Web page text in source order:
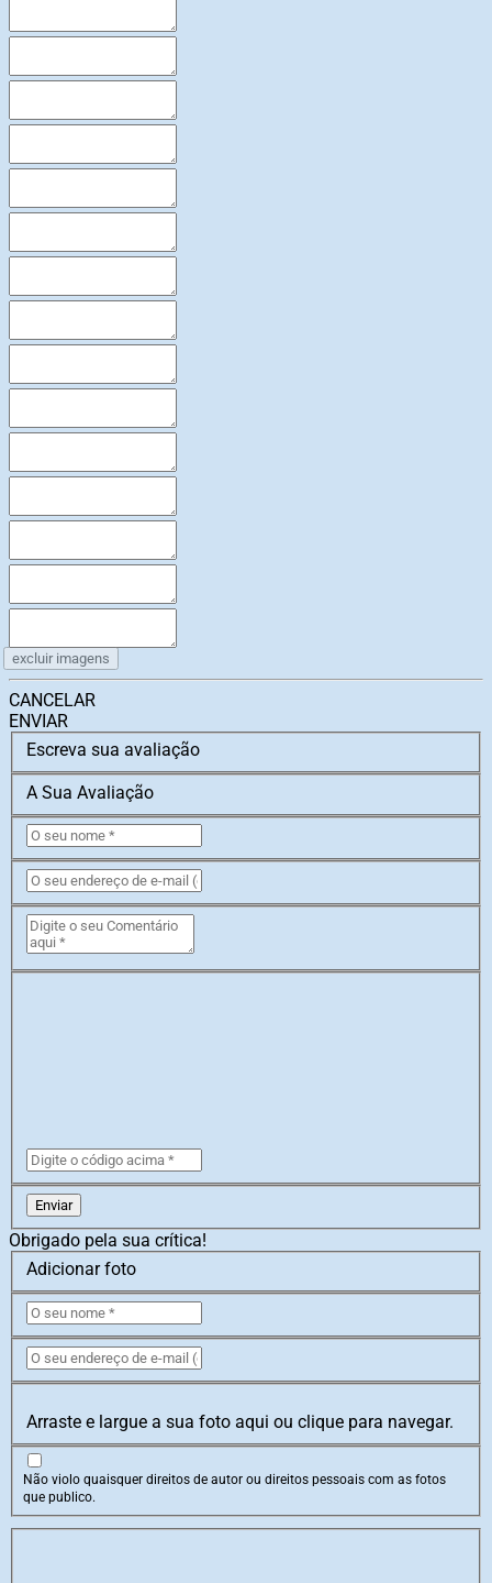
excluir imagens
CANCELAR
ENVIAR
Escreva sua avaliação
A Sua Avaliação
Enviar
Obrigado pela sua crítica!
Adicionar foto
Arraste e largue a sua foto aqui ou clique para navegar.
Não violo quaisquer direitos de autor ou direitos pessoais com as fotos
que publico.